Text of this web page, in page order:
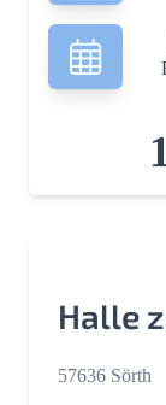
Halle
57636 Sörth